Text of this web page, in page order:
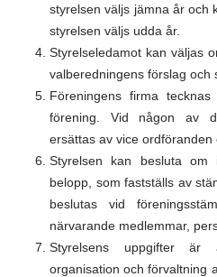
styrelsen väljs jämna år och
styrelsen väljs udda år.
Styrelseledamot kan väljas
valberedningens förslag och
Föreningens firma
förening. Vid någon av
ersättas av vice ordföranden
Styrelsen kan besluta om
belopp, som fastställs av
beslutas vid
närvarande medlemmar,
Styrelsens uppgifter
organisation och förvaltning